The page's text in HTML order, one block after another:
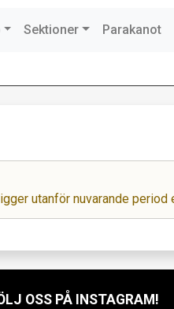
Sektioner Parakanot
utanför nuvarande period
OSS PÅ INSTAGRAM!